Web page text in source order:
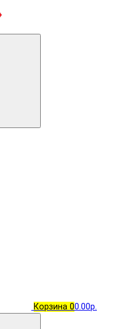
Корзина 00.00р.